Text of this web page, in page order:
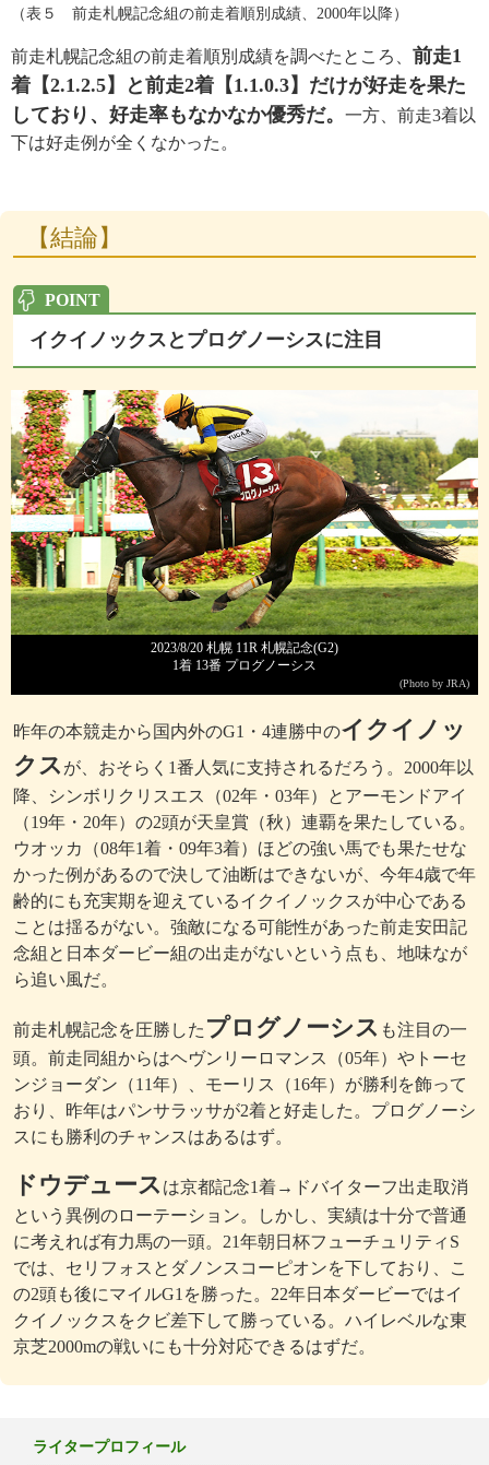
（表５ 前走札幌記念組の前走着順別成績、2000年以降）
前走札幌記念組の前走着順別成績を調べたところ、 前走1
着【2.1.2.5】と前走2着【1.1.0.3】だけが好走を果た
しており、好走率もなかなか優秀だ。 一方、前走3着以
下は好走例が全くなかった。
【結論】
イクイノックスとプログノーシスに注目
2023/8/20 札幌 11R 札幌記念(G2)
1着 13番 プログノーシス
(Photo by JRA)
昨年の本競走から国内外のG1・4連勝中のイクイノッ
クス が、おそらく1番人気に支持されるだろう。2000年以
降、シンボリクリスエス（02年・03年）とアーモンドアイ
（19年・20年）の2頭が天皇賞（秋）連覇を果たしている。
ウオッカ（08年1着・09年3着）ほどの強い馬でも果たせな
かった例があるので決して油断はできないが、今年4歳で年
齢的にも充実期を迎えているイクイノックスが中心である
ことは揺るがない。強敵になる可能性があった前走安田記
念組と日本ダービー組の出走がないという点も、地味なが
ら追い風だ。
前走札幌記念を圧勝した プログノーシス も注目の一
頭。前走同組からはヘヴンリーロマンス（05年）やトーセ
ンジョーダン（11年）、モーリス（16年）が勝利を飾って
おり、昨年はパンサラッサが2着と好走した。プログノーシ
スにも勝利のチャンスはあるはず。
ドウデュース は京都記念1着→ドバイターフ出走取消
という異例のローテーション。しかし、実績は十分で普通
に考えれば有力馬の一頭。21年朝日杯フューチュリティS
では、セリフォスとダノンスコーピオンを下しており、こ
の2頭も後にマイルG1を勝った。22年日本ダービーではイ
クイノックスをクビ差下して勝っている。ハイレベルな東
京芝2000mの戦いにも十分対応できるはずだ。
ライタープロフィール